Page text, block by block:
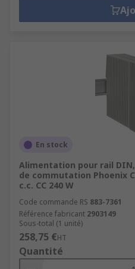
En stock
Alimentation pour rail DIN,
de commutation Phoenix
c.c. CC 240 W
Code commande RS 883-7361
Référence fabricant 2903149
Sous-total (1 unité)
258,75 €HT
Quantité